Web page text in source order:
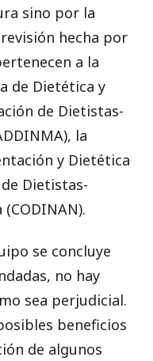
sino por la
hecha por
a la
de Dietética y
de Dietistas-
la
y Dietética
de Dietistas-
se concluye
no hay
sea perjudicial.
beneficios
de algunos